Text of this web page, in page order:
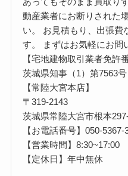
動産業者にお断りされた
い。 お見積もり、出張費
す。 まずはお気軽にお問
【宅地建物取引業者免許
茨城県知事（1）第7563号
【常陸大宮本店】
〒319-2143
茨城県常陸大宮市根本
【お電話番号】050-
【営業時間】8:30~17:00
【定休日】年中無休